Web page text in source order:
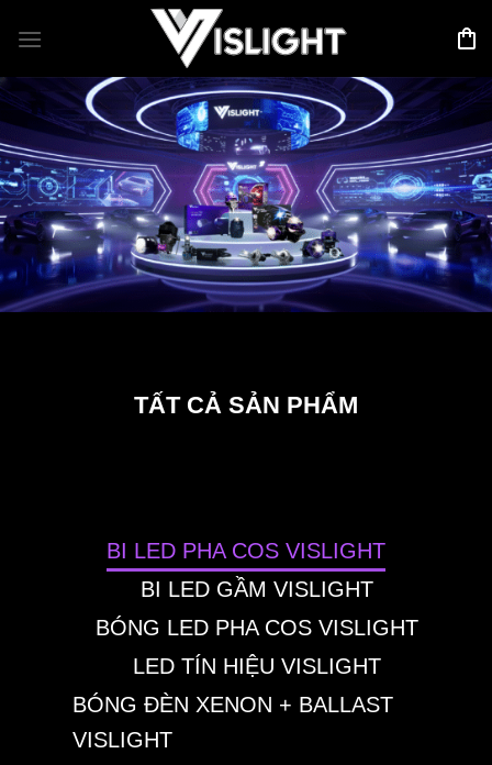
qua
dung
TẤT CẢ SẢN PHẨM
BI LED PHA COS VISLIGHT
BI LED GẦM VISLIGHT
BÓNG LED PHA COS VISLIGHT
LED TÍN HIỆU VISLIGHT
BÓNG ĐÈN XENON + BALLAST
VISLIGHT